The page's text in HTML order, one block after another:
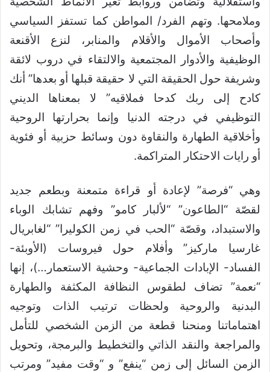
وملامحها. وتهم الفرد/ المواطن كما تستفز السياسي
وأصحاب الأموال والأقلام والمنابر، لنزع الأقنعة
الوظيفية والأدوار المجتمعية والالتقاء في دروب لائقة
وشريفة حول الحقيقة التي لا حقيقة قبلها أو بعدها” أنك
كادح إلى ربك كدحا فملاقيه” لا بمعناها الديني
التوظيفي في درجته الدنيا وإنما بحرارتها الروحية
وأخلاقية الطهارة والنقاوة دون وسائط حزبية أو فئوية
أو رايات الاحتكار المتراكمة.
وهي “فرصة” لإعادة أو قراءة متمعنة وبطعم جديد
لقصّة “الطاعون” “لألبار كامو” وفهم تشابك الوباء
والاستبداد، وقصّة “الحب في زمن الكوليرا” “لغابريال
غارسيا ماركيز” وأفلام حول فيروسات (الأوبئة-
الفساد- الإبادات الجماعية- وحشية الاستعمار…)، إنها
“نعمة” تضاف لطقوس النظافة المكثفة والطهارة
البدنية والروحية ولحظات ترتيب الذات وتوجيه
اهتماماتنا ومنحنا قطعة من الزمن الشخصي للتأمل
والمراجعة والنقد الذاتي والتخطيط والبرمجة، وتحويل
الزمن السائل إلى زمن “ينفع” و “وقت مفيد” ومرتب